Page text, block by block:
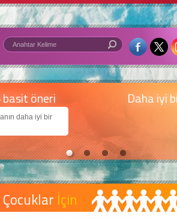
Daha iyi bir dünya için yapay zekâ
Çocuklarımıza daha güzel bir dünya bırakabilmek için
Çocuklar İçin